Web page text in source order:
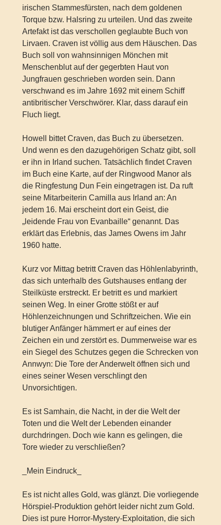
irischen Stammesfürsten, nach dem goldenen
Torque bzw. Halsring zu urteilen. Und das zweite
Artefakt ist das verschollen geglaubte Buch von
Lirvaen. Craven ist völlig aus dem Häuschen. Das
Buch soll von wahnsinnigen Mönchen mit
Menschenblut auf der gegerbten Haut von
Jungfrauen geschrieben worden sein. Dann
verschwand es im Jahre 1692 mit einem Schiff
antibritischer Verschwörer. Klar, dass darauf ein
Fluch liegt.
Howell bittet Craven, das Buch zu übersetzen.
Und wenn es den dazugehörigen Schatz gibt, soll
er ihn in Irland suchen. Tatsächlich findet Craven
im Buch eine Karte, auf der Ringwood Manor als
die Ringfestung Dun Fein eingetragen ist. Da ruft
seine Mitarbeiterin Camilla aus Irland an: An
jedem 16. Mai erscheint dort ein Geist, die
„leidende Frau von Evanbaille“ genannt. Das
erklärt das Erlebnis, das James Owens im Jahr
1960 hatte.
Kurz vor Mittag betritt Craven das Höhlenlabyrinth,
das sich unterhalb des Gutshauses entlang der
Steilküste erstreckt. Er betritt es und markiert
seinen Weg. In einer Grotte stößt er auf
Höhlenzeichnungen und Schriftzeichen. Wie ein
blutiger Anfänger hämmert er auf eines der
Zeichen ein und zerstört es. Dummerweise war es
ein Siegel des Schutzes gegen die Schrecken von
Annwyn: Die Tore der Anderwelt öffnen sich und
eines seiner Wesen verschlingt den
Unvorsichtigen.
Es ist Samhain, die Nacht, in der die Welt der
Toten und die Welt der Lebenden einander
durchdringen. Doch wie kann es gelingen, die
Tore wieder zu verschließen?
_Mein Eindruck_
Es ist nicht alles Gold, was glänzt. Die vorliegende
Hörspiel-Produktion gehört leider nicht zum Gold.
Dies ist pure Horror-Mystery-Exploitation, die sich